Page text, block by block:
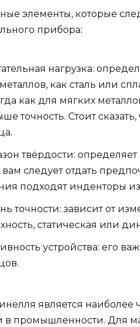
элементы, которые
прибора:
нагрузка:
как сталь или
как для мягких
точность. Стоит
твёрдости:
вам следует отдать
подходят инденторы
точности: зависит от
статическая или
устройства: его
является
в промышленности. Для